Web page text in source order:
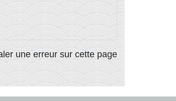
une erreur sur cette page